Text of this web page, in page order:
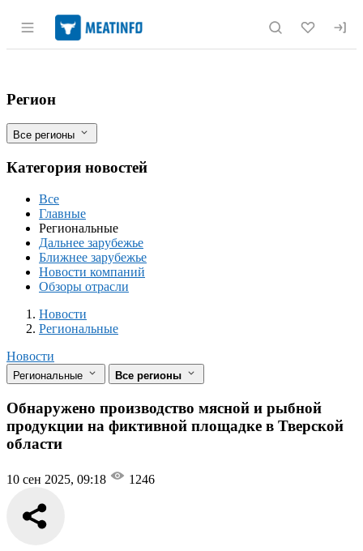
Раздел навигации по сайту
Обнаружено производство мясной и
Фильтры
Регион
Все регионы
Категория новостей
Все
Главные
Региональные
Дальнее зарубежье
Ближнее зарубежье
Новости компаний
Обзоры отрасли
Новости
Разделы
Новости
Региональные
Новости
Региональные Все регионы
Обнаружено производство мясной и рыбной
продукции на фиктивной площадке в Тверской
области
10 сен 2025, 09:18 1246